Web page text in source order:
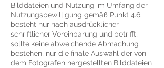
Bilddateien und Nutzung im Umfang der
Nutzungsbewilligung gemäß Punkt 4.6.
besteht nur nach ausdrücklicher
schriftlicher Vereinbarung und betrifft,
sollte keine abweichende Abmachung
bestehen, nur die finale Auswahl der von
dem Fotografen hergestellten Bilddateien